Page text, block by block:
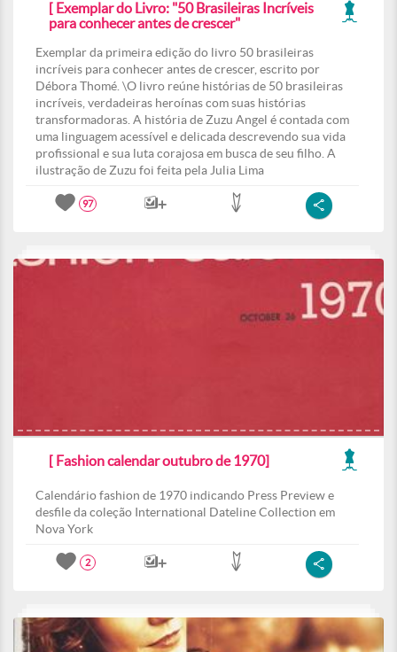
[ Exemplar do Livro: "50 Brasileiras Incríveis
para conhecer antes de crescer"
Exemplar da primeira edição do livro 50 brasileiras
incríveis para conhecer antes de crescer, escrito por
Débora Thomé. \O livro reúne histórias de 50 brasileiras
incríveis, verdadeiras heroínas com suas histórias
transformadoras. A história de Zuzu Angel é contada com
uma linguagem acessível e delicada descrevendo sua vida
profissional e sua luta corajosa em busca de seu filho. A
ilustração de Zuzu foi feita pela Julia Lima
97
[ Fashion calendar outubro de 1970]
Calendário fashion de 1970 indicando Press Preview e
desfile da coleção International Dateline Collection em
Nova York
2